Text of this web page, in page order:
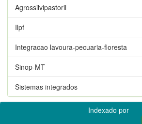
Agrossilvipastoril
Ilpf
Integracao lavoura-pecuaria-floresta
Sinop-MT
Sistemas integrados
Indexado por